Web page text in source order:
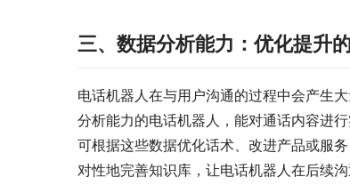
三、数据分析能力：优化提升
电话机器人在与用户沟通的过程中会产生
分析能力的电话机器人，能对通话内容进
可根据这些数据优化话术、改进产品或服
对性地完善知识库，让电话机器人在后续